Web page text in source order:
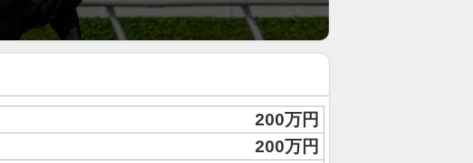
200万円
200万円